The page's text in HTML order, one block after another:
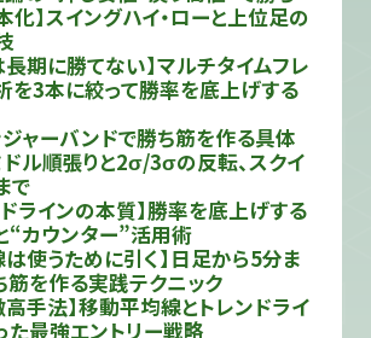
化】スイングハイ・ローと上位足の
長期に勝てない】マルチタイムフレ
を3本に絞って勝率を底上げする
ジャーバンドで勝ち筋を作る具体
ドル順張りと2σ/3σの反転、スクイ
で
ドラインの本質】勝率を底上げする
“カウンター”活用術
は使うために引く】日足から5分ま
筋を作る実践テクニック
高手法】移動平均線とトレンドライ
た最強エントリー戦略